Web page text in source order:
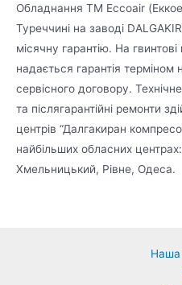
Обладнання ТМ Eccoair
Туреччині на заводі
місячну гарантію. На
надається гарантія терміном
сервісного договору.
та післягарантійні ремонти
центрів “Далгакиран
найбільших обласних
Хмельницький, Рівне, Одеса.
Наша